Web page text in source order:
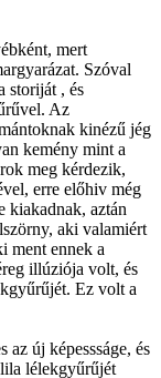
mert
Szóval
storiját , és
Az
kinézű jég
kemény mint a
meg kérdezik,
erre előhiv még
kiakadnak, aztán
aki valamiért
ment ennek a
illúziója volt, és
Ez volt a
az új képessságe, és
lélekgyűrűjét